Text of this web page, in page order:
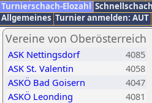
Turnierschach-Elozahl
Allgemeines Turnier anmelden: AUT
Vereine von Oberösterreich
ASK Nettingsdorf
4085
ASK St. Valentin
4058
ASKÖ Bad Goisern
4047
ASKÖ Leonding
4081